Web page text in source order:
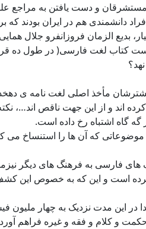
و دست یافتن به مراجع
دانشمندی هم در ایران بودند که
الزمان فروزانفرو جلال
کتاب لغت فارسی( در طول ده
مأخذ اصلی لغت نامه ی
اند و از این جهت ناقص اند…،
گه گاه اشتباه رخ داده است.
که آن ها را استنساخ می
های فارسی به فرهنگ های دیگر
یادکرده است و این که به خصوص
،« لغت نامه دهخدا ، محصول مطالعات مداوم و کوشش های متمادی او در مدت 45 سال است.دهخدا در
و کلام و فقه و غیره فراهم